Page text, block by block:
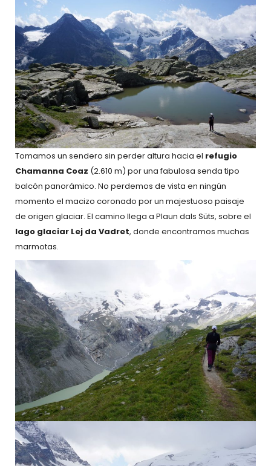
Tomamos un sendero sin perder altura hacia el refugio
Chamanna Coaz (2.610 m) por una fabulosa senda tipo
balcón panorámico. No perdemos de vista en ningún
momento el macizo coronado por un majestuoso paisaje
de origen glaciar. El camino llega a Plaun dals Süts, sobre el
lago glaciar Lej da Vadret, donde encontramos muchas
marmotas.